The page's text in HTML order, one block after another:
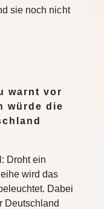
sie noch nicht
warnt vor
würde die
Droht ein
wird das
Dabei
Deutschland